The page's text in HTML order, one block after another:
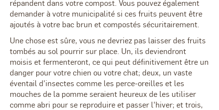
répandent dans votre compost. Vous pouvez également
demander à votre municipalité si ces fruits peuvent être
ajoutés à votre bac brun et compostés sécuritairement.
Une chose est sûre, vous ne devriez pas laisser des fruits
tombés au sol pourrir sur place. Un, ils deviendront
moisis et fermenteront, ce qui peut définitivement être un
danger pour votre chien ou votre chat; deux, un vaste
éventail d'insectes comme les perce-oreilles et les
mouches de la pomme seraient heureux de les utiliser
comme abri pour se reproduire et passer l'hiver; et trois,